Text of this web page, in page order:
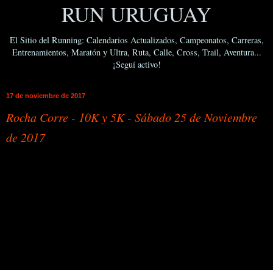
RUN URUGUAY
El Sitio del Running: Calendarios Actualizados, Campeonatos, Carreras,
Entrenamientos, Maratón y Ultra, Ruta, Calle, Cross, Trail, Aventura...
¡Seguí activo!
17 de noviembre de 2017
Rocha Corre - 10K y 5K - Sábado 25 de Noviembre
de 2017